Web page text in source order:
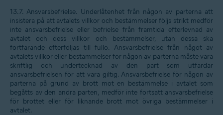
13.7. Ansvarsbefrielse. Underlåtenhet från någon av parterna att
insistera på att avtalets villkor och bestämmelser följs strikt medför
inte ansvarsbefrielse eller befrielse från framtida efterlevnad av
avtalet och dess villkor och bestämmelser, utan dessa ska
fortfarande efterföljas till fullo. Ansvarsbefrielse från något av
avtalets villkor eller bestämmelser för någon av parterna måste vara
skriftlig och undertecknad av den part som utfärdar
ansvarsbefrielsen för att vara giltig. Ansvarsbefrielse för någon av
parterna på grund av brott mot en bestämmelse i avtalet som
begåtts av den andra parten, medför inte fortsatt ansvarsbefrielse
för brottet eller för liknande brott mot övriga bestämmelser i
avtalet.